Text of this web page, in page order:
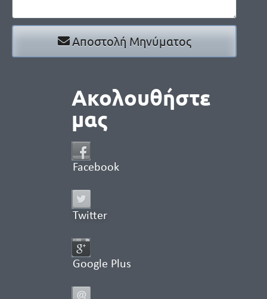
Αποστολή Μηνύματος
Ακολουθήστε
μας
Facebook
Twitter
Google Plus